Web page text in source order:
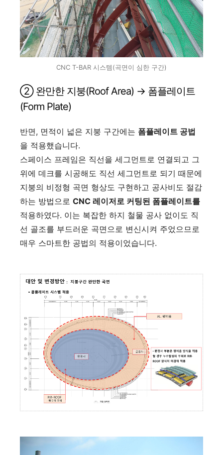
CNC T-BAR 시스템(곡면이 심한 구간)
② 완만한 지붕(Roof Area) → 폼플레이트
(Form Plate)
반면, 면적이 넓은 지붕 구간에는 폼플레이트 공법
을 적용했습니다.
스페이스 프레임은 직선을 세그먼트로 연결되고 그
위에 데크를 시공해도 직선 세그먼트로 되기 때문에
지붕의 비정형 곡면 형상도 구현하고 공사비도 절감
하는 방법으로 CNC 레이저로 커팅된 폼플레이트를
적용하였다. 이는 복잡한 하지 철물 공사 없이도 직
선 골조를 부드러운 곡면으로 변신시켜 주었으므로
매우 스마트한 공법의 적용이었습니다.